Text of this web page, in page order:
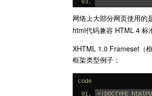
网络上大部分网页使用的
html代码兼容 HTML 4 标
XHTML 1.0 Frameset（
框架类型例子：
code
<!DOCTYPE